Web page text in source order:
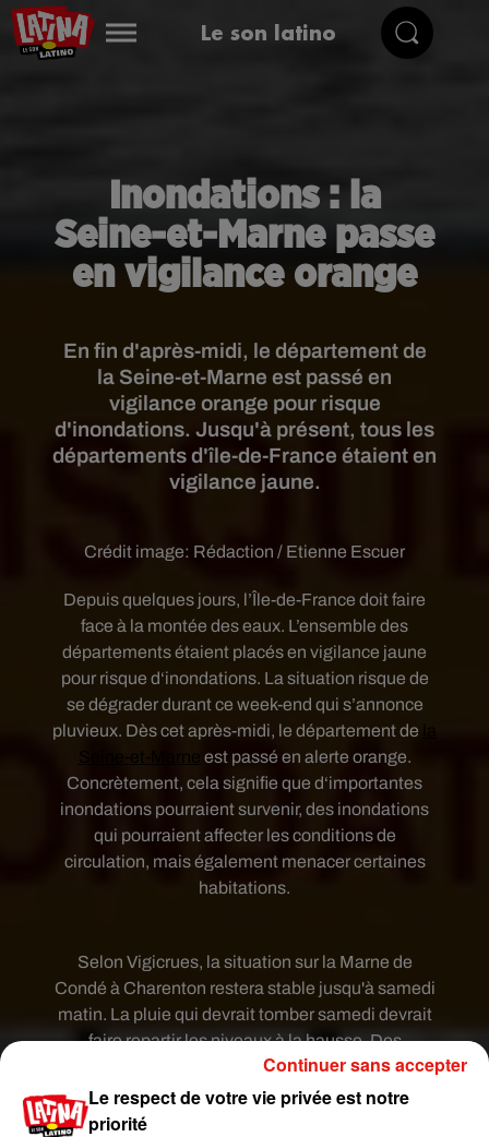
Le son latino
Inondations : la
Seine-et-Marne passe
en vigilance orange
En fin d'après-midi, le département de
la Seine-et-Marne est passé en
vigilance orange pour risque
d'inondations. Jusqu'à présent, tous les
départements d'île-de-France étaient en
vigilance jaune.
Crédit image: Rédaction / Etienne Escuer
Depuis quelques jours, l’Île-de-France doit faire
face à la montée des eaux. L’ensemble des
départements étaient placés en vigilance jaune
pour risque d‘inondations. La situation risque de
se dégrader durant ce week-end qui s’annonce
pluvieux. Dès cet après-midi, le département de la
Seine-et-Marne est passé en alerte orange.
Concrètement, cela signifie que d‘importantes
inondations pourraient survenir, des inondations
qui pourraient affecter les conditions de
circulation, mais également menacer certaines
habitations.
Selon Vigicrues, la situation sur la Marne de
Condé à Charenton restera stable jusqu'à samedi
matin. La pluie qui devrait tomber samedi devrait
faire repartir les niveaux à la hausse. Des
débordements importants et localisés sont à
prévoir. A paris, la situation devrait être plus
calme. Le département reste pour le moment en
Le respect de votre vie privée est notre
priorité
Continuer sans accepter